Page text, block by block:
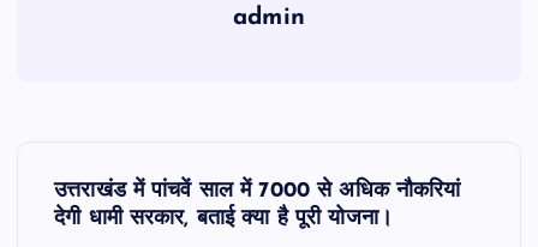
admin
उत्तराखंड में पांचवें साल में 7000 से अधिक नौकरियां
देगी धामी सरकार, बताई क्या है पूरी योजना।